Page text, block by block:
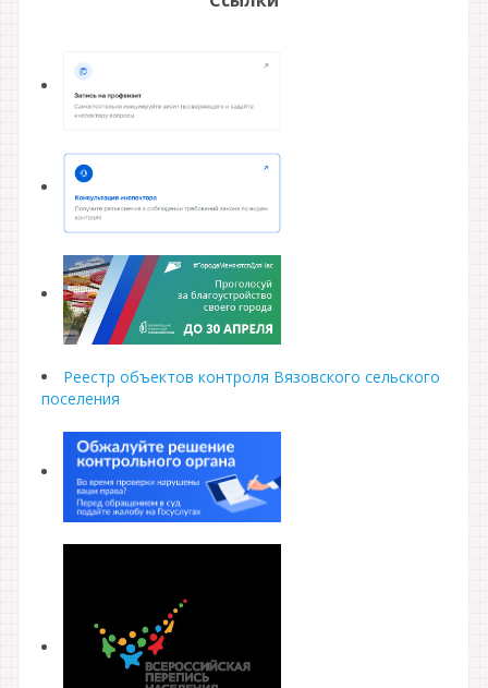
Реестр объектов контроля Вязовского сельского
поселения